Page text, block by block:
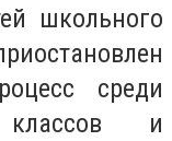
школьного
среди
классов и